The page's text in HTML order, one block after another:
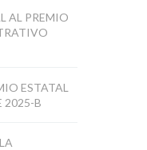
AL PREMIO
ESTATAL
2025-B